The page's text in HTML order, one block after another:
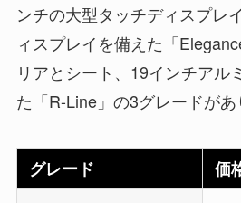
ンチの大型タッチディスプレ
ィスプレイを備えた「
リアとシート、19インチアル
た「R-Line」の3グレードがあ
グレード
価